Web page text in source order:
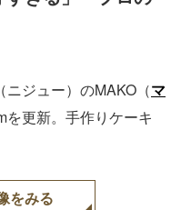
（ニジュー）のMAKO（マ
を更新。手作りケーキ
をみる